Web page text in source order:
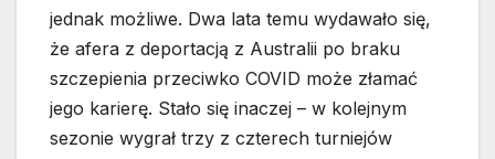
jednak możliwe. Dwa lata temu wydawało się,
że afera z deportacją z Australii po braku
szczepienia przeciwko COVID może złamać
jego karierę. Stało się inaczej – w kolejnym
sezonie wygrał trzy z czterech turniejów